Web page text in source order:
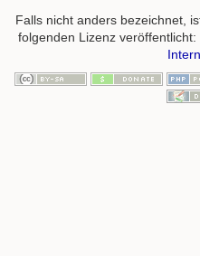
Falls nicht anders bezeichnet,
folgenden Lizenz veröffentlicht: